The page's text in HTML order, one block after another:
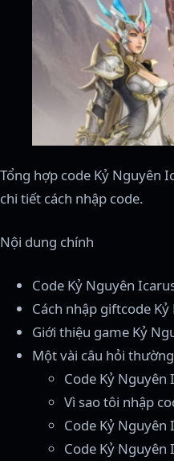
Tổng hợp code Kỷ Nguyên
chi tiết cách nhập code.
Nội dung chính
Code Kỷ Nguyên
Cách nhập giftcode
Giới thiệu game Kỷ
Một vài câu hỏi
Code Kỷ Nguyên
Vì sao tôi nhập
Code Kỷ Nguyên
Code Kỷ Nguyên